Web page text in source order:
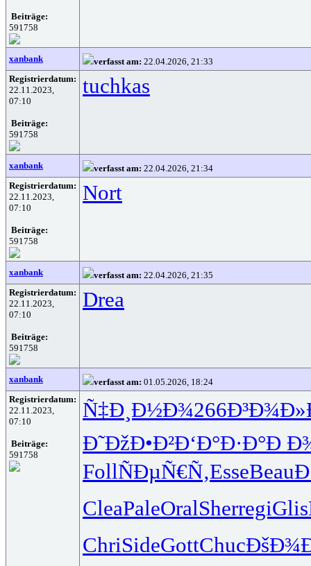
Beiträge:
591758
xanbank verfasst am: 22.04.2026, 21:33
Registrierdatum:
22.11.2023,
07:10
Beiträge:
591758
tuchkas
xanbank verfasst am: 22.04.2026, 21:34
Registrierdatum:
22.11.2023,
07:10
Beiträge:
591758
Nort
xanbank verfasst am: 22.04.2026, 21:35
Registrierdatum:
22.11.2023,
07:10
Beiträge:
591758
Drea
xanbank verfasst am: 01.05.2026, 18:24
Registrierdatum:
22.11.2023,
07:10
Beiträge:
591758
Ñ‡Ð¸Ð½Ð¾266
Ð˜ÐžÐ•Ð²Ð‘Ð°Ð·Ð°Ð
FollÑÐµÑ€Ñ‚EsseBeau
CleaPaleOralSherregiGlis
ChriSideGottChuc